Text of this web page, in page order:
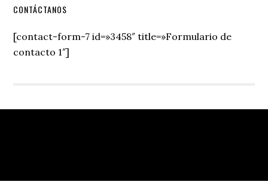
Secondary
Sidebar
CONTÁCTANOS
[contact-form-7 id=»3458″ title=»Formulario de
contacto 1″]